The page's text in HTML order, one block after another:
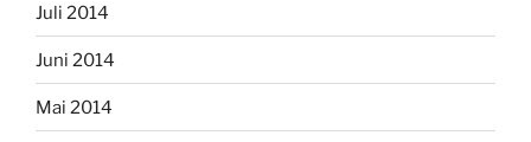
Juli 2014
Juni 2014
Mai 2014